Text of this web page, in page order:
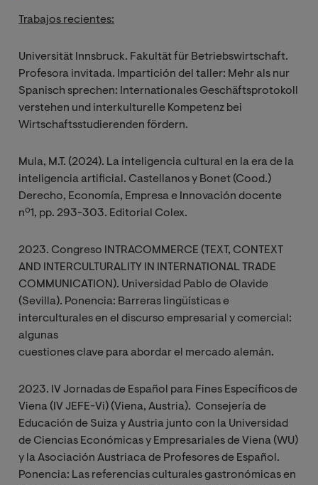
Trabajos recientes:
Universität Innsbruck. Fakultät für Betriebswirtschaft.
Profesora invitada. Impartición del taller: Mehr als nur
Spanisch sprechen: Internationales Geschäftsprotokoll
verstehen und interkulturelle Kompetenz bei
Wirtschaftsstudierenden fördern.
Mula, M.T. (2024). La inteligencia cultural en la era de la
inteligencia artificial. Castellanos y Bonet (Cood.)
Derecho, Economía, Empresa e Innovación docente
nº1, pp. 293-303. Editorial Colex.
2023. Congreso INTRACOMMERCE (TEXT, CONTEXT
AND INTERCULTURALITY IN INTERNATIONAL TRADE
COMMUNICATION). Universidad Pablo de Olavide
(Sevilla). Ponencia: Barreras lingüísticas e
interculturales en el discurso empresarial y comercial:
algunas
cuestiones clave para abordar el mercado alemán.
2023. IV Jornadas de Español para Fines Específicos de
Viena (IV JEFE-Vi) (Viena, Austria). Consejería de
Educación de Suiza y Austria junto con la Universidad
de Ciencias Económicas y Empresariales de Viena (WU)
y la Asociación Austriaca de Profesores de Español.
Ponencia: Las referencias culturales gastronómicas en